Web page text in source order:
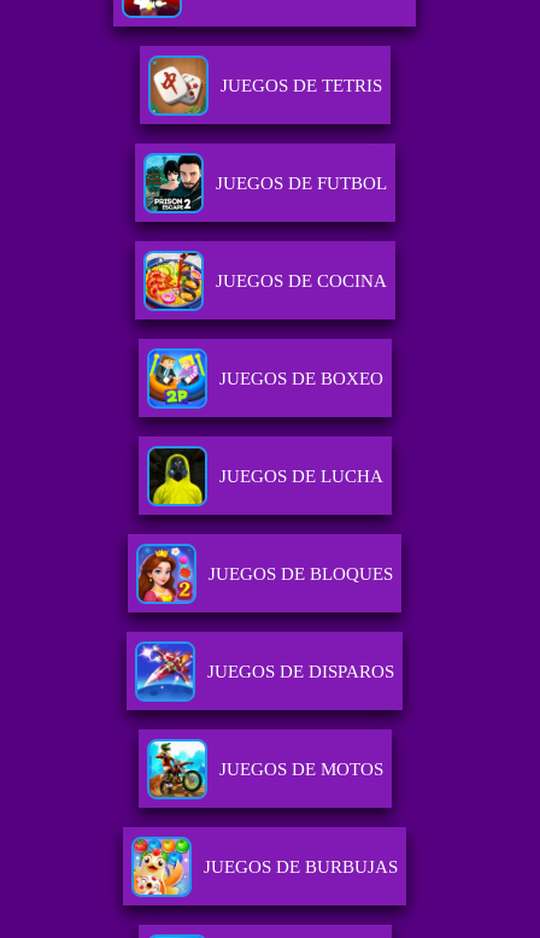
JUEGOS DE TETRIS
JUEGOS DE FUTBOL
JUEGOS DE COCINA
JUEGOS DE BOXEO
JUEGOS DE LUCHA
JUEGOS DE BLOQUES
JUEGOS DE DISPAROS
JUEGOS DE MOTOS
JUEGOS DE BURBUJAS